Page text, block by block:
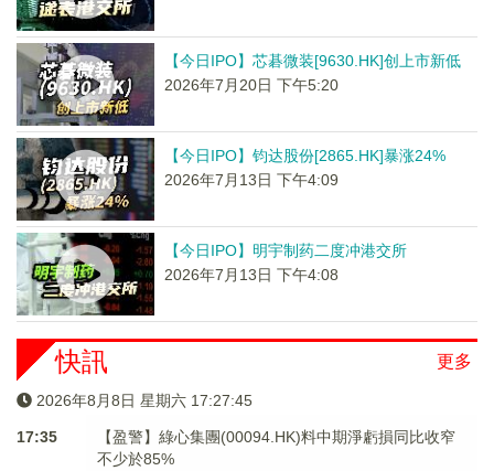
【今日IPO】芯碁微装[9630.HK]创上市新低
2026年7月20日 下午5:20
【今日IPO】钧达股份[2865.HK]暴涨24%
2026年7月13日 下午4:09
【今日IPO】明宇制药二度冲港交所
2026年7月13日 下午4:08
更多
快訊
2026年8月8日 星期六 17:27:45
17:35
【盈警】綠心集團(00094.HK)料中期淨虧損同比收窄
不少於85%